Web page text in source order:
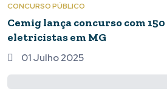
CONCURSO PÚBLICO
Cemig lança concurso com
eletricistas em MG
01 Julho 2025